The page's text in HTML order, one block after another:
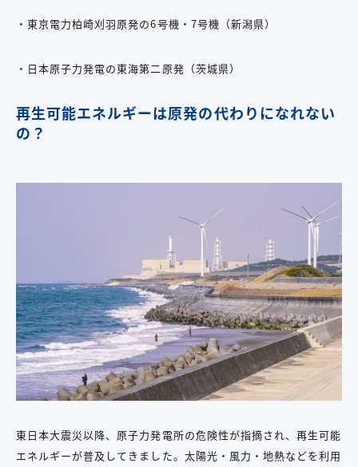
・東京電力柏崎刈羽原発の6号機・7号機（新潟県）
・日本原子力発電の東海第二原発（茨城県）
再生可能エネルギーは原発の代わりになれない
の？
東日本大震災以降、原子力発電所の危険性が指摘され、再生可能
エネルギーが普及してきました。太陽光・風力・地熱などを利用